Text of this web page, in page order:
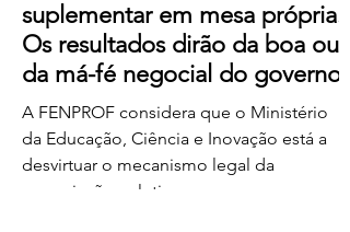
suplementar em mesa própria.
Os resultados dirão da boa ou
da má-fé negocial do governo
A FENPROF considera que o Ministério
da Educação, Ciência e Inovação está a
desvirtuar o mecanismo legal da
negociação coletiva ao convocar uma